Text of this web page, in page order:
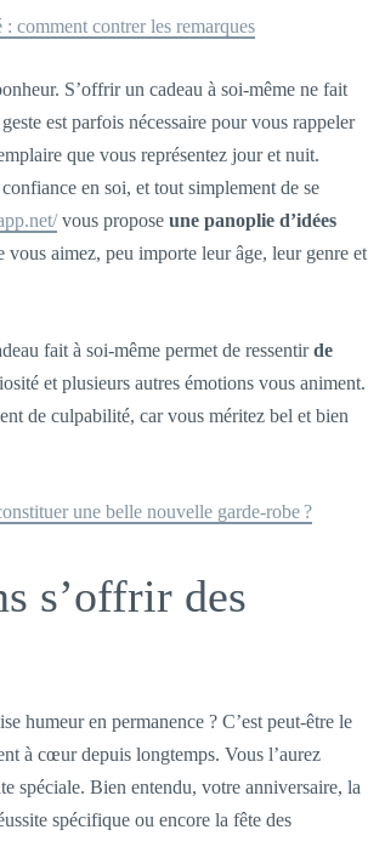
comment contrer les remarques
S’offrir un cadeau à soi-même ne fait
est parfois nécessaire pour vous rappeler
que vous représentez jour et nuit.
en soi, et tout simplement de se
vous propose une panoplie d’idées
aimez, peu importe leur âge, leur genre et
fait à soi-même permet de ressentirde
et plusieurs autres émotions vous animent.
de culpabilité, car vous méritez bel et bien
une belle nouvelle garde-robe ?
s’offrir des
humeur en permanence ? C’est peut-être le
à cœur depuis longtemps. Vous l’aurez
spéciale. Bien entendu, votre anniversaire, la
spécifique ou encore la fête des